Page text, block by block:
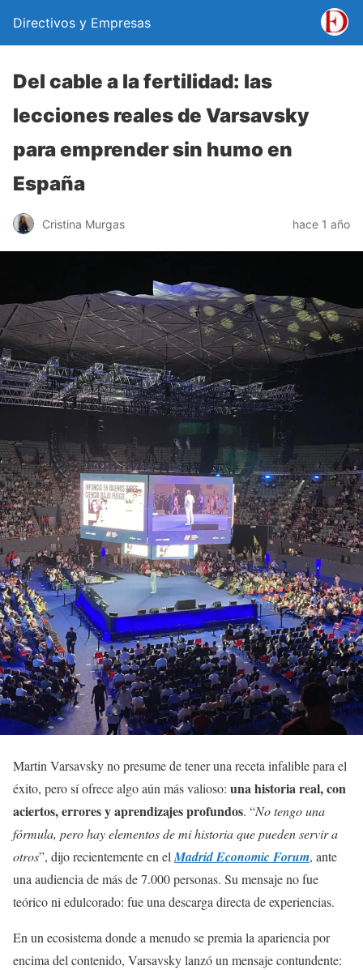
Directivos y Empresas
Del cable a la fertilidad: las
lecciones reales de Varsavsky
para emprender sin humo en
España
Cristina Murgas hace 1 año
Martin Varsavsky no presume de tener una receta infalible para el
éxito, pero sí ofrece algo aún más valioso: una historia real, con
aciertos, errores y aprendizajes profundos. “No tengo una
fórmula, pero hay elementos de mi historia que pueden servir a
otros”, dijo recientemente en elMadrid Economic Forum, ante
una audiencia de más de 7.000 personas. Su mensaje no fue
teórico ni edulcorado: fue una descarga directa de experiencias.
En un ecosistema donde a menudo se premia la apariencia por
encima del contenido, Varsavsky lanzó un mensaje contundente: